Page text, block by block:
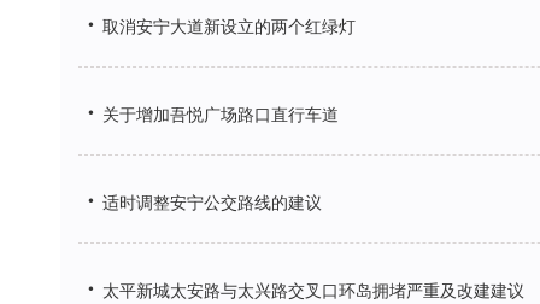
• 取消安宁大道新设立的两个红绿灯
• 关于增加吾悦广场路口直行车道
• 适时调整安宁公交路线的建议
• 太平新城太安路与太兴路交叉口环岛拥堵严重及改建建议